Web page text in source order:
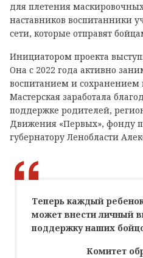
для плетения
наставников воспитанники
сети, которые отправят
Инициатором проекта
Она с 2022 года активно
воспитанием и сохранением
Мастерская заработала
поддержке родителей,
Движения «Первых», фонду
губернатору Ленобласти
Теперь каждый
может внести личный
поддержку наших
Комитет